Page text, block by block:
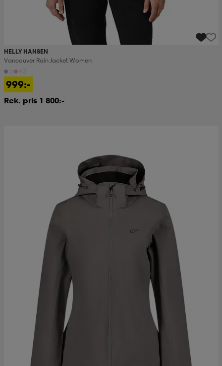
HELLY HANSEN
Vancouver Rain Jacket Women
999:-
Rek. pris 1 800:-